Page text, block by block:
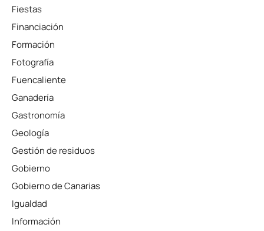
Fiestas
Financiación
Formación
Fotografía
Fuencaliente
Ganadería
Gastronomía
Geología
Gestión de residuos
Gobierno
Gobierno de Canarias
Igualdad
Información